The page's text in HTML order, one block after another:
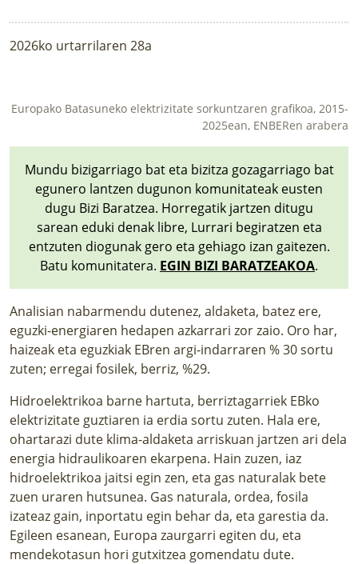
2026ko urtarrilaren 28a
Europako Batasuneko elektrizitate sorkuntzaren grafikoa, 2015-
2025ean, ENBERen arabera
Mundu bizigarriago bat eta bizitza gozagarriago bat
egunero lantzen dugunon komunitateak eusten
dugu Bizi Baratzea. Horregatik jartzen ditugu
sarean eduki denak libre, Lurrari begiratzen eta
entzuten diogunak gero eta gehiago izan gaitezen.
Batu komunitatera. EGIN BIZI BARATZEAKOA.
Analisian nabarmendu dutenez, aldaketa, batez ere,
eguzki-energiaren hedapen azkarrari zor zaio. Oro har,
haizeak eta eguzkiak EBren argi-indarraren % 30 sortu
zuten; erregai fosilek, berriz, %29.
Hidroelektrikoa barne hartuta, berriztagarriek EBko
elektrizitate guztiaren ia erdia sortu zuten. Hala ere,
ohartarazi dute klima-aldaketa arriskuan jartzen ari dela
energia hidraulikoaren ekarpena. Hain zuzen, iaz
hidroelektrikoa jaitsi egin zen, eta gas naturalak bete
zuen uraren hutsunea. Gas naturala, ordea, fosila
izateaz gain, inportatu egin behar da, eta garestia da.
Egileen esanean, Europa zaurgarri egiten du, eta
mendekotasun hori gutxitzea gomendatu dute.